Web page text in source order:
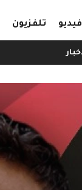
فيديو تلفزيون